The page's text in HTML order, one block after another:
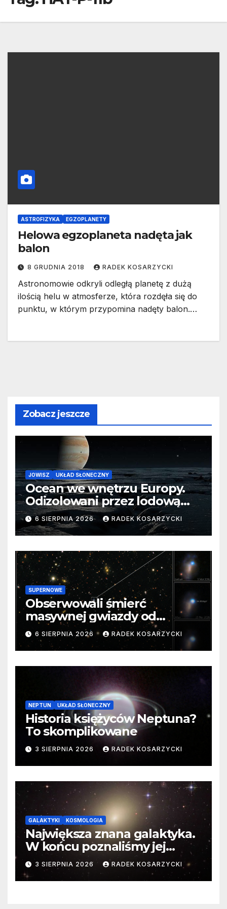
ASTROFIZYKA EGZOPLANETY
Helowa egzoplaneta nadęta jak
balon
8 GRUDNIA 2018 RADEK KOSARZYCKI
Astronomowie odkryli odległą planetę z dużą
ilością helu w atmosferze, która rozdęła się do
punktu, w którym przypomina nadęty balon.…
Zobacz jeszcze
JOWISZ UKŁAD SŁONECZNY
Ocean we wnętrzu Europy.
Odizolowani przez lodową
barierę
6 SIERPNIA 2026 RADEK KOSARZYCKI
SUPERNOWE
Obserwowali śmierć
masywnej gwiazdy od
samego początku. Niezwykle
cenne dane
6 SIERPNIA 2026 RADEK KOSARZYCKI
NEPTUN UKŁAD SŁONECZNY
Historia księżyców Neptuna?
To skomplikowane
3 SIERPNIA 2026 RADEK KOSARZYCKI
GALAKTYKI KOSMOLOGIA
Największa znana galaktyka.
W końcu poznaliśmy jej
faktyczne wymiary
3 SIERPNIA 2026 RADEK KOSARZYCKI